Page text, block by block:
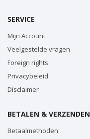
SERVICE
Mijn Account
Veelgestelde vragen
Foreign rights
Privacybeleid
Disclaimer
BETALEN & VERZENDEN
Betaalmethoden